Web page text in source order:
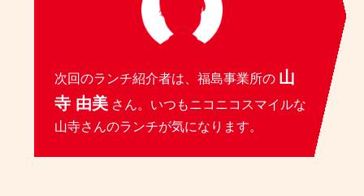
次回のランチ紹介者は、福島事業所の 山
寺 由美さん。いつもニコニコスマイルな
山寺さんのランチが気になります。